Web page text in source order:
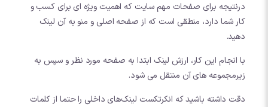
درنتیجه برای صفحات مهم سایت که اهمیت ویژه ای برای کسب و
کار شما دارد، منطقی است که از صفحه اصلی و منو به آن لینک
دهید.
با انجام این کار، ارزش لینک ابتدا به صفحه مورد نظر و سپس به
زیرمجموعه های آن منتقل می شود.
دقت داشته باشید که انکرتکست لینک‌های داخلی را حتما از کلمات